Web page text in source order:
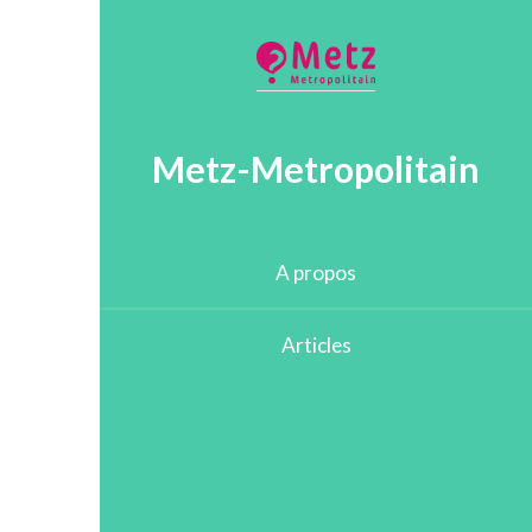
Metz-Metropolitain
A propos
Articles